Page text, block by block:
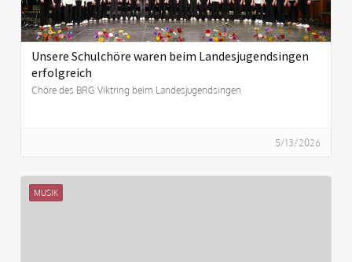
Unsere Schulchöre waren beim Landesjugendsingen
erfolgreich
Chöre des BRG Viktring beim Landesjugendsingen
5/13/2026
MUSIK